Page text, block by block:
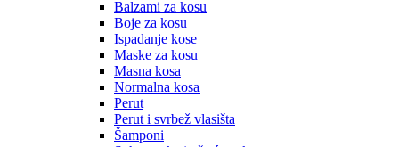
Balzami za kosu
Boje za kosu
Ispadanje kose
Maske za kosu
Masna kosa
Normalna kosa
Perut
Perut i svrbež vlasišta
Šamponi